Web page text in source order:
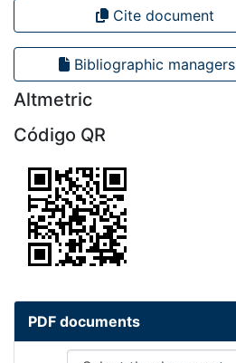
Cite document
Bibliographic managers
Altmetric
Código QR
PDF documents